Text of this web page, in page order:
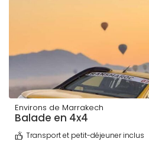
Environs de Marrakech
Balade en 4x4
Transport et petit-déjeuner inclus